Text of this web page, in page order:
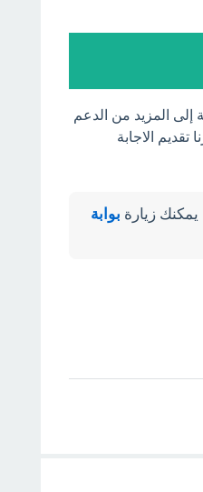
إلى المزيد من الدعم
الاجابة
زيارة بوابة